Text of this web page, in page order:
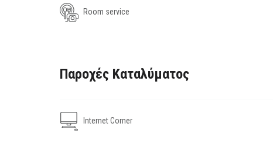
Room service
Παροχές Καταλύματος
Internet Corner